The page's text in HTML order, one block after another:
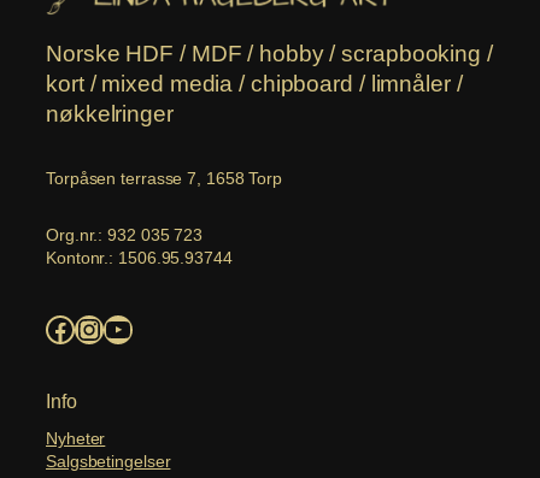
Norske HDF / MDF / hobby / scrapbooking /
kort / mixed media / chipboard / limnåler /
nøkkelringer
Torpåsen terrasse 7, 1658 Torp
Org.nr.: 932 035 723
Kontonr.: 1506.95.93744
Facebook
Instagram
YouTube
Info
Nyheter
Salgsbetingelser